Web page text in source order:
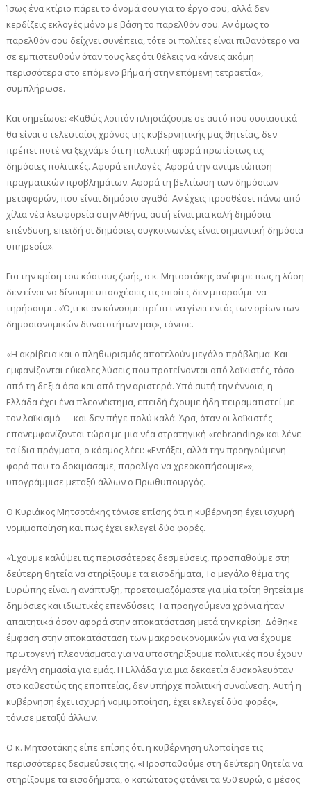
Ίσως ένα κτίριο πάρει το όνομά σου για το έργο σου, αλλά δεν
κερδίζεις εκλογές μόνο με βάση το παρελθόν σου. Αν όμως το
παρελθόν σου δείχνει συνέπεια, τότε οι πολίτες είναι πιθανότερο να
σε εμπιστευθούν όταν τους λες ότι θέλεις να κάνεις ακόμη
περισσότερα στο επόμενο βήμα ή στην επόμενη τετραετία»,
συμπλήρωσε.
Και σημείωσε: «Καθώς λοιπόν πλησιάζουμε σε αυτό που ουσιαστικά
θα είναι ο τελευταίος χρόνος της κυβερνητικής μας θητείας, δεν
πρέπει ποτέ να ξεχνάμε ότι η πολιτική αφορά πρωτίστως τις
δημόσιες πολιτικές. Αφορά επιλογές. Αφορά την αντιμετώπιση
πραγματικών προβλημάτων. Αφορά τη βελτίωση των δημόσιων
μεταφορών, που είναι δημόσιο αγαθό. Αν έχεις προσθέσει πάνω από
χίλια νέα λεωφορεία στην Αθήνα, αυτή είναι μια καλή δημόσια
επένδυση, επειδή οι δημόσιες συγκοινωνίες είναι σημαντική δημόσια
υπηρεσία».
Για την κρίση του κόστους ζωής, ο κ. Μητσοτάκης ανέφερε πως η λύση
δεν είναι να δίνουμε υποσχέσεις τις οποίες δεν μπορούμε να
τηρήσουμε. «Ό,τι κι αν κάνουμε πρέπει να γίνει εντός των ορίων των
δημοσιονομικών δυνατοτήτων μας», τόνισε.
«Η ακρίβεια και ο πληθωρισμός αποτελούν μεγάλο πρόβλημα. Και
εμφανίζονται εύκολες λύσεις που προτείνονται από λαϊκιστές, τόσο
από τη δεξιά όσο και από την αριστερά. Υπό αυτή την έννοια, η
Ελλάδα έχει ένα πλεονέκτημα, επειδή έχουμε ήδη πειραματιστεί με
τον λαϊκισμό — και δεν πήγε πολύ καλά. Άρα, όταν οι λαϊκιστές
επανεμφανίζονται τώρα με μια νέα στρατηγική «rebranding» και λένε
τα ίδια πράγματα, ο κόσμος λέει: «Εντάξει, αλλά την προηγούμενη
φορά που το δοκιμάσαμε, παραλίγο να χρεοκοπήσουμε»»,
υπογράμμισε μεταξύ άλλων ο Πρωθυπουργός.
Ο Κυριάκος Μητσοτάκης τόνισε επίσης ότι η κυβέρνηση έχει ισχυρή
νομιμοποίηση και πως έχει εκλεγεί δύο φορές.
«Έχουμε καλύψει τις περισσότερες δεσμεύσεις, προσπαθούμε στη
δεύτερη θητεία να στηρίξουμε τα εισοδήματα, Το μεγάλο θέμα της
Ευρώπης είναι η ανάπτυξη, προετοιμαζόμαστε για μία τρίτη θητεία με
δημόσιες και ιδιωτικές επενδύσεις. Τα προηγούμενα χρόνια ήταν
απαιτητικά όσον αφορά στην αποκατάσταση μετά την κρίση. Δόθηκε
έμφαση στην αποκατάσταση των μακροοικονομικών για να έχουμε
πρωτογενή πλεονάσματα για να υποστηρίξουμε πολιτικές που έχουν
μεγάλη σημασία για εμάς. Η Ελλάδα για μια δεκαετία δυσκολευόταν
στο καθεστώς της εποπτείας, δεν υπήρχε πολιτική συναίνεση. Αυτή η
κυβέρνηση έχει ισχυρή νομιμοποίηση, έχει εκλεγεί δύο φορές»,
τόνισε μεταξύ άλλων.
Ο κ. Μητσοτάκης είπε επίσης ότι η κυβέρνηση υλοποίησε τις
περισσότερες δεσμεύσεις της. «Προσπαθούμε στη δεύτερη θητεία να
στηρίξουμε τα εισοδήματα, ο κατώτατος φτάνει τα 950 ευρώ, ο μέσος